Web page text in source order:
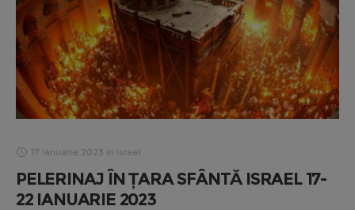
17 ianuarie 2023 in Israel
PELERINAJ ÎN ȚARA SFÂNTĂ ISRAEL 17-
22 IANUARIE 2023